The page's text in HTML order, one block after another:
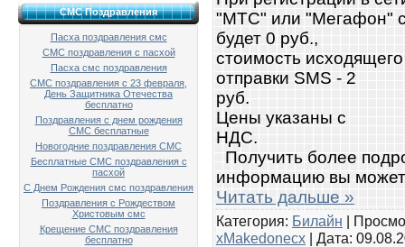
СМС Поздравления
Пасха поздравления смс
СМС поздравления с пасхой
Пасха смс поздравления
СМС поздравления с 23 февраля,
День Защитника Отечества
бесплатно
Поздравления с днем рождения
СМС бесплатные
Новогодние поздравления СМС
Бесплатные СМС поздравления с
пасхой
С Днем Рождения смс поздравления
Поздравления с Рождеством
Христовым смс
Крещение СМС поздравления
бесплатно
"МТС" или "Мегафон"
будет 0 руб.,
стоимость
отправки SMS - 2
руб.
Цены указаны с
НДС.
Получить более
информацию вы
Читать дальше »
Категория: Билайн |
xMakedonecx | Дата: